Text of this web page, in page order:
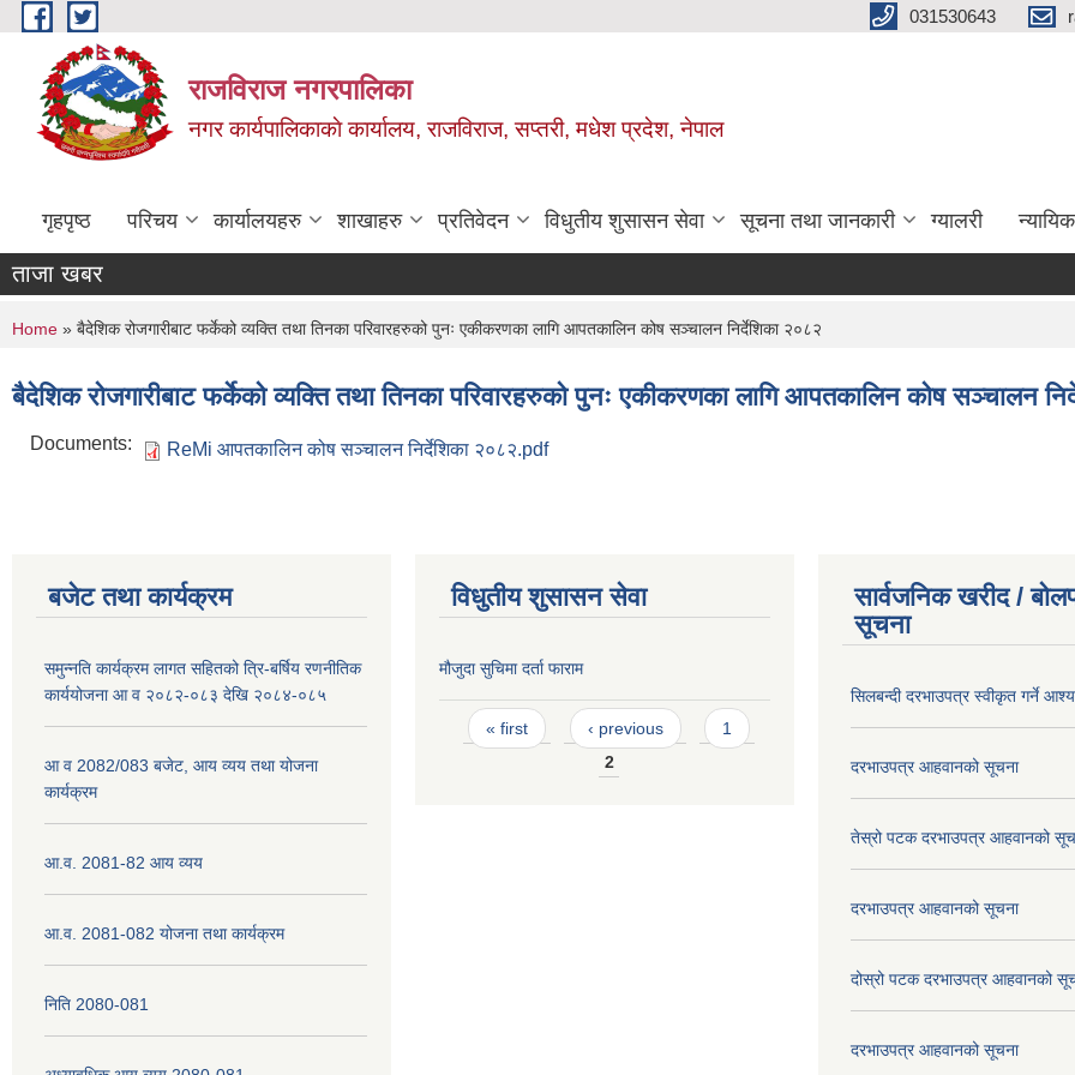
Skip to main content 031530643
राजविराज नगरपालिका
नगर कार्यपालिकाकाे कार्यालय, राजविराज, सप्तरी, मधेश प्रदेश, नेपाल
गृहपृष्ठ परिचय कार्यालयहरु शाखाहरु प्रतिवेदन विधुतीय शुसासन सेवा सूचना तथा जानकारी ग्यालरी
ताजा खबर
You are here
Home » बैदेशिक रोजगारीबाट फर्केको व्यक्ति तथा तिनका परिवारहरुको पुनः एकीकरणका लागि आपतकालिन कोष सञ्चालन निर्देशिका २०८२
बैदेशिक रोजगारीबाट फर्केको व्यक्ति तथा तिनका परिवारहरुको पुनः एकीकरणका लागि आपतकालिन कोष सञ्चालन
Documents: ReMi आपतकालिन कोष सञ्चालन निर्देशिका २०८२.pdf
बजेट तथा कार्यक्रम
समुन्नति कार्यक्रम लागत सहितको त्रि-बर्षिय रणनीतिक
कार्ययोजना आ व २०८२-०८३ देखि २०८४-०८५
आ व 2082/083 बजेट, आय व्यय तथा योजना
कार्यक्रम
आ.व. 2081-82 आय व्यय
आ.व. 2081-082 योजना तथा कार्यक्रम
निति 2080-081
विधुतीय शुसासन सेवा
मौजुदा सुचिमा दर्ता फाराम
Pages
« first ‹ previous
1
2
सार्वजनिक खरीद /
सूचना
सिलबन्दी दरभाउपत्र स्वीकृत गर्ने
दरभाउपत्र आहवानको सूचना
तेस्रो पटक दरभाउपत्र आहवानको
दरभाउपत्र आहवानको सूचना
दोस्रो पटक दरभाउपत्र आहवानको
दरभाउपत्र आहवानको सूचना